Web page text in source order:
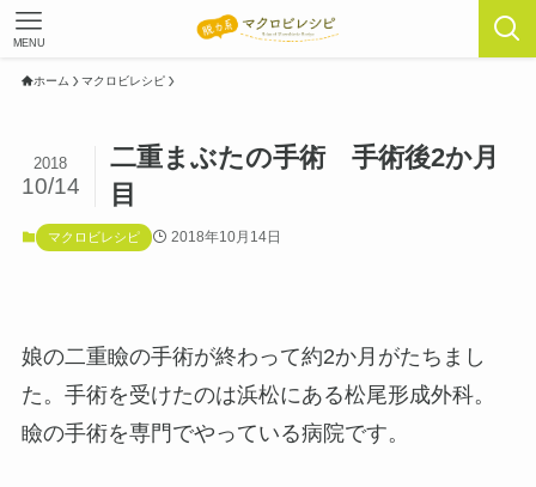
MENU
ホーム マクロビレシピ
二重まぶたの手術 手術後2か月
目
2018
10/14
マクロビレシピ 2018年10月14日
娘の二重瞼の手術が終わって約2か月がたちまし
た。手術を受けたのは浜松にある松尾形成外科。
瞼の手術を専門でやっている病院です。